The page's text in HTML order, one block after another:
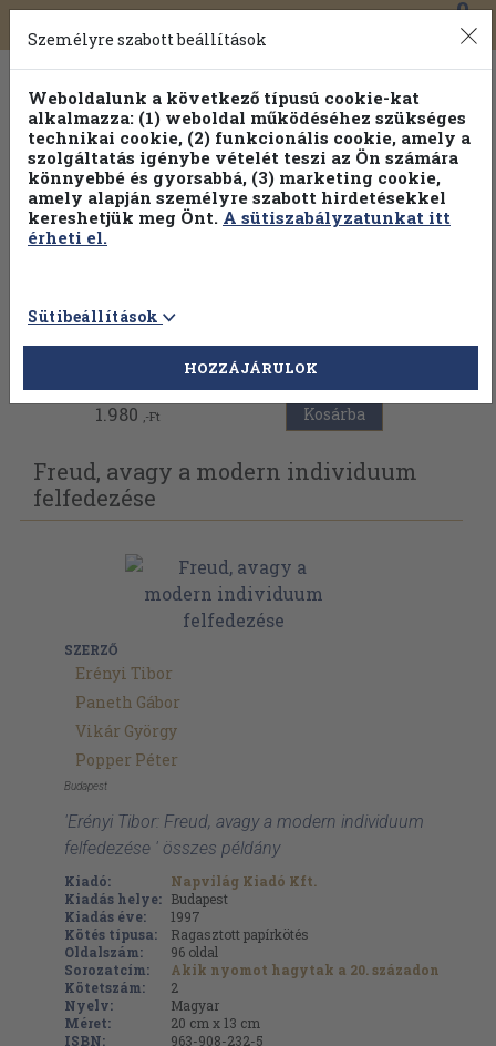
Toggle
navigation
0
Vissza az előző oldalra
1.980 ,-Ft Kosárba
Freud, avagy a modern individuum
felfedezése
SZERZŐ
Erényi Tibor
Paneth Gábor
Vikár György
Popper Péter
Budapest
'Erényi Tibor: Freud, avagy a modern individuum
felfedezése ' összes példány
Kiadó:
Napvilág Kiadó Kft.
Kiadás helye: Budapest
Kiadás éve:
1997
Kötés típusa:
Ragasztott papírkötés
Oldalszám:
96 oldal
Sorozatcím:
Akik nyomot hagytak a 20. századon
Kötetszám:
2
Nyelv:
Magyar
Méret:
20 cm x 13 cm
ISBN:
963-908-232-5
Személyre szabott beállítások
Weboldalunk a következő típusú cookie-kat
alkalmazza: (1) weboldal működéséhez szükséges
technikai cookie, (2) funkcionális cookie, amely a
szolgáltatás igénybe vételét teszi az Ön számára
könnyebbé és gyorsabbá, (3) marketing cookie,
amely alapján személyre szabott hirdetésekkel
kereshetjük meg Önt. A sütiszabályzatunkat itt
érheti el.
Sütibeállítások
HOZZÁJÁRULOK